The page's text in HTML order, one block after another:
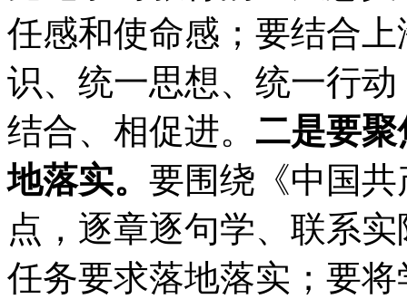
任感和使命感；要结合
识、统一思想、统一行
结合、相促进。 二是要
地落实。 要围绕《中国
点，逐章逐句学、联系
任务要求落地落实；要